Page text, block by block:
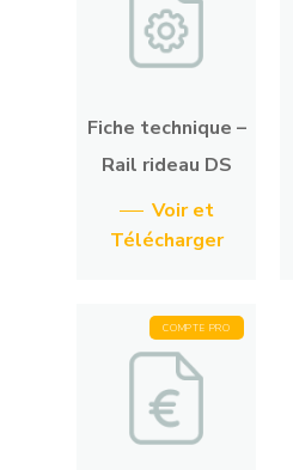
Fiche technique –
Rail rideau DS
Voir et
Télécharger
COMPTE PRO